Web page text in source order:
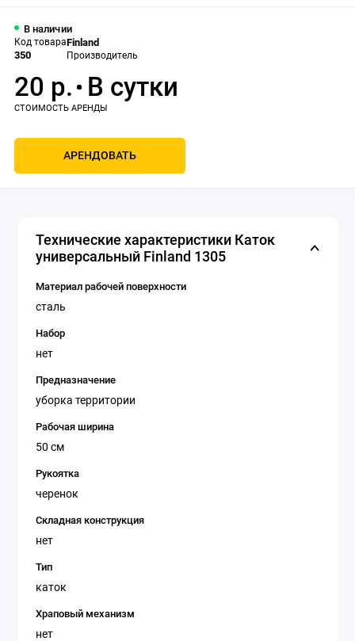
В наличии
Код товара
350
Finland
Производитель
20 р.
АРЕНДОВАТЬ
Технические характеристики Каток
универсальный Finland 1305
Материал рабочей поверхности
сталь
Набор
нет
Предназначение
уборка территории
Рабочая ширина
50 см
Рукоятка
черенок
Складная конструкция
нет
Тип
каток
Храповый механизм
нет